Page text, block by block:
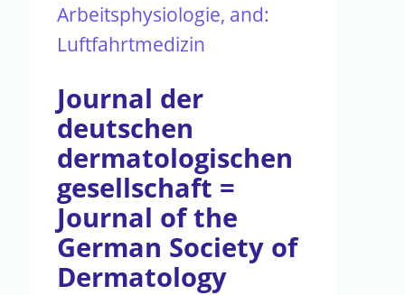
Arbeitsphysiologie, and:
Luftfahrtmedizin
Journal der
deutschen
dermatologischen
gesellschaft =
Journal of the
German Society of
Dermatology